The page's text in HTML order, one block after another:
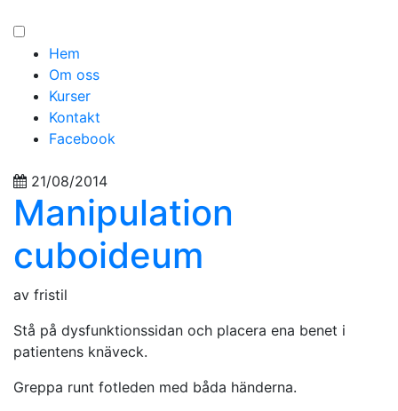
Hem
Om oss
Kurser
Kontakt
Facebook
21/08/2014
Manipulation
cuboideum
av fristil
Stå på dysfunktionssidan och placera ena benet i
patientens knäveck.
Greppa runt fotleden med båda händerna.